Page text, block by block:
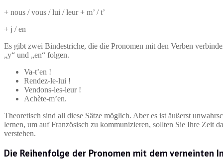
+ nous / vous / lui / leur + m’ / t’
+ j / en
Es gibt zwei Bindestriche, die die Pronomen mit den Verben
„y“ und „en“ folgen.
Va-t’en !
Rendez-le-lui !
Vendons-les-leur !
Achète-m’en.
Theoretisch sind all diese Sätze möglich. Aber es ist äußerst
lernen, um auf Französisch zu kommunizieren, sollten Sie Ihre Zeit
verstehen.
Die Reihenfolge der Pronomen mit dem verneinten